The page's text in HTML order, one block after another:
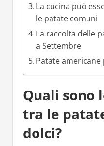
La cucina può
le patate comuni
La raccolta delle
a Settembre
Patate
Quali sono
tra le
dolci?